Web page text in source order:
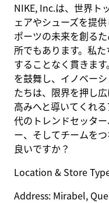
NIKE, Inc.は、世界ト
ェアやシューズを提
ポーツの未来を創る
所でもあります。私
することなく貫きま
を鼓舞し、イノベー
たちは、限界を押し
高みへと導いてくれ
代のトレンドセッタ
ー、そしてチームを
良いですか？
Location & Store
Address: Mirabel,